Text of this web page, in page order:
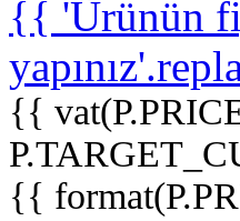
{{ 'Ürünün
{{
{{